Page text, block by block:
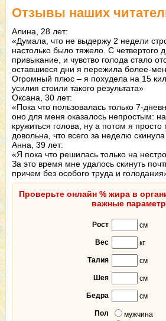
Отзывы наших
Алина, 28 лет:
«Думала, что не выдержу 2 недели
настолько было тяжело. С четвертого
привыкание, и чувство голода стало
оставшиеся дни я пережила более-
Огромный плюс – я похудела на 15
усилия стоили такого результата»
Оксана, 30 лет:
«Пока что пользовалась только 7-
оно для меня оказалось непростым:
кружиться голова, ну а потом я
довольна, что всего за неделю скинула
Анна, 39 лет:
«Я пока что решилась только на
За это время мне удалось скинуть
причем без особого труда и
Проверьте онлайн % жира в
важные
Рост см
Вес кг
Талия см
Шея см
Бедра см
Пол
мужчина